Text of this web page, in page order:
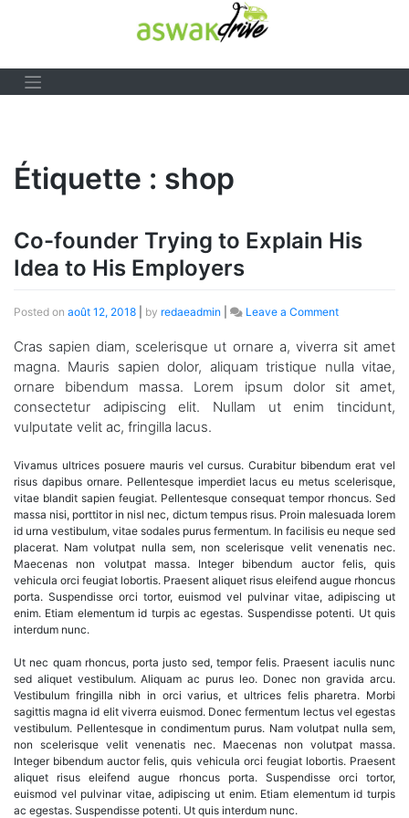
Étiquette : shop
Co-founder Trying to Explain His
Idea to His Employers
Posted on août 12, 2018 by redaeadmin Leave a Commenton
founder
Trying
to
Explain
His
Employers
Cras sapien diam, scelerisque ut ornare a, viverra sit amet
magna. Mauris sapien dolor, aliquam tristique nulla vitae,
ornare bibendum massa. Lorem ipsum dolor sit amet,
consectetur adipiscing elit. Nullam ut enim tincidunt,
vulputate velit ac, fringilla lacus.
Vivamus ultrices posuere mauris vel cursus. Curabitur bibendum erat vel
risus dapibus ornare. Pellentesque imperdiet lacus eu metus scelerisque,
vitae blandit sapien feugiat. Pellentesque consequat tempor rhoncus. Sed
massa nisi, porttitor in nisl nec, dictum tempus risus. Proin malesuada lorem
id urna vestibulum, vitae sodales purus fermentum. In facilisis eu neque sed
placerat. Nam volutpat nulla sem, non scelerisque velit venenatis nec.
Maecenas non volutpat massa. Integer bibendum auctor felis, quis
vehicula orci feugiat lobortis. Praesent aliquet risus eleifend augue rhoncus
porta. Suspendisse orci tortor, euismod vel pulvinar vitae, adipiscing ut
enim. Etiam elementum id turpis ac egestas. Suspendisse potenti. Ut quis
interdum nunc.
Ut nec quam rhoncus, porta justo sed, tempor felis. Praesent iaculis nunc
sed aliquet vestibulum. Aliquam ac purus leo. Donec non gravida arcu.
Vestibulum fringilla nibh in orci varius, et ultrices felis pharetra. Morbi
sagittis magna id elit viverra euismod. Donec fermentum lectus vel egestas
vestibulum. Pellentesque in condimentum purus. Nam volutpat nulla sem,
non scelerisque velit venenatis nec. Maecenas non volutpat massa.
Integer bibendum auctor felis, quis vehicula orci feugiat lobortis. Praesent
aliquet risus eleifend augue rhoncus porta. Suspendisse orci tortor,
euismod vel pulvinar vitae, adipiscing ut enim. Etiam elementum id turpis
ac egestas. Suspendisse potenti. Ut quis interdum nunc.